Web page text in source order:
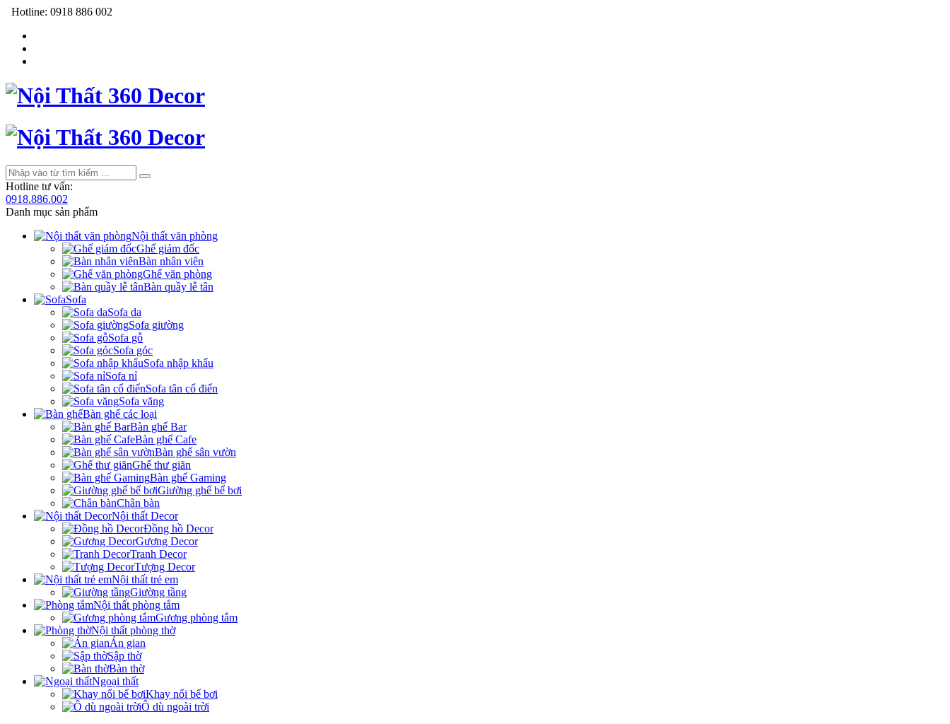
Hotline: 0918 886 002
Hotline tư vấn:
0918.886.002
Danh mục sản phẩm
Nội thất văn phòng
Ghế giám đốc
Bàn nhân viên
Ghế văn phòng
Bàn quầy lễ tân
Sofa
Sofa da
Sofa giường
Sofa gỗ
Sofa góc
Sofa nhập khẩu
Sofa nỉ
Sofa tân cổ điển
Sofa văng
Bàn ghế các loại
Bàn ghế Bar
Bàn ghế Cafe
Bàn ghế sân vườn
Ghế thư giãn
Bàn ghế Gaming
Giường ghế bể bơi
Chân bàn
Nội thất Decor
Đồng hồ Decor
Gương Decor
Tranh Decor
Tượng Decor
Nội thất trẻ em
Giường tầng
Nội thất phòng tắm
Gương phòng tắm
Nội thất phòng thờ
Án gian
Sập thờ
Bàn thờ
Ngoại thất
Khay nổi bể bơi
Ô dù ngoài trời